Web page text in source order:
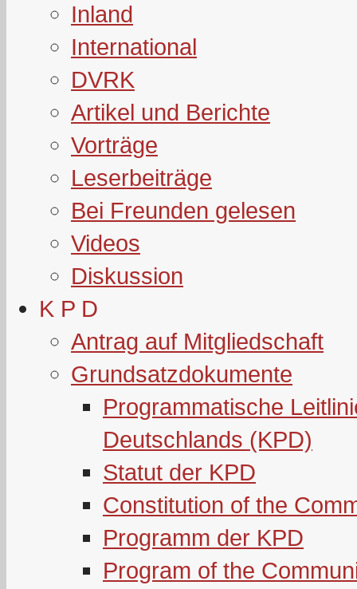
Inland
International
DVRK
Artikel und Berichte
Vorträge
Leserbeiträge
Bei Freunden gelesen
Videos
Diskussion
K P D
Antrag auf Mitgliedschaft
Grundsatzdokumente
Programmatische
Deutschlands (KPD)
Statut der KPD
Constitution of the
Programm der KPD
Program of the